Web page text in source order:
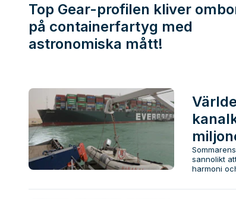
Top Gear-profilen kliver
på containerfartyg med
astronomiska mått!
sannolikt
harmoni